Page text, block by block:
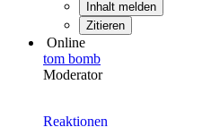
Inhalt melden
Zitieren
Online
tom bomb
Moderator
Reaktionen